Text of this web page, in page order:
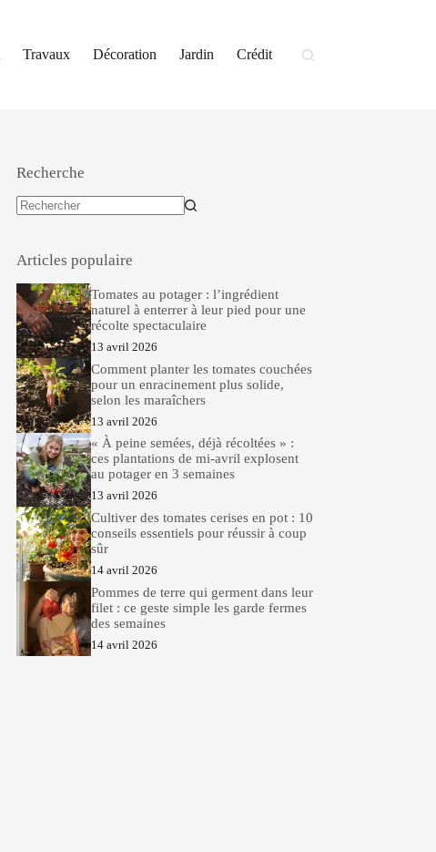
Travaux Décoration Jardin Crédit
Recherche
Articles populaire
Tomates au potager : l’ingrédient
naturel à enterrer à leur pied pour une
récolte spectaculaire
13 avril 2026
Comment planter les tomates couchées
pour un enracinement plus solide,
selon les maraîchers
13 avril 2026
« À peine semées, déjà récoltées » :
ces plantations de mi-avril explosent
au potager en 3 semaines
13 avril 2026
Cultiver des tomates cerises en pot : 10
conseils essentiels pour réussir à coup
sûr
14 avril 2026
Pommes de terre qui germent dans leur
filet : ce geste simple les garde fermes
des semaines
14 avril 2026